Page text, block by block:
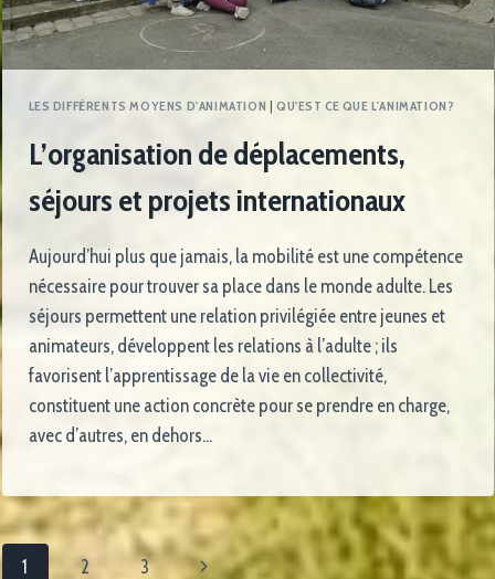
LES DIFFÉRENTS MOYENS D'ANIMATION QU'EST CE QUE L'ANIMATION?
L’organisation de déplacements,
séjours et projets internationaux
Aujourd’hui plus que jamais, la mobilité est une compétence
nécessaire pour trouver sa place dans le monde adulte. Les
séjours permettent une relation privilégiée entre jeunes et
animateurs, développent les relations à l’adulte ; ils
favorisent l’apprentissage de la vie en collectivité,
constituent une action concrète pour se prendre en charge,
avec d’autres, en dehors…
1 2 3